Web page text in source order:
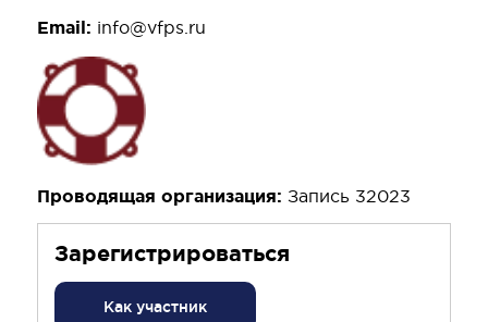
Email: info@vfps.ru
Проводящая организация: Запись 32023
Зарегистрироваться
Как участник